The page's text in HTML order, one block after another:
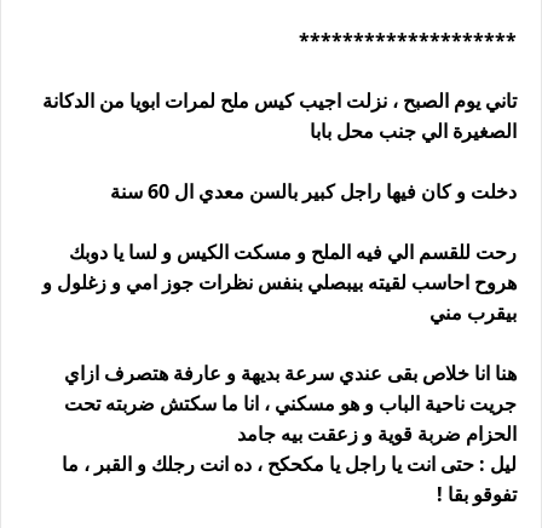
********************
تاني يوم الصبح ، نزلت اجيب كيس ملح لمرات ابويا من الدكانة
الصغيرة الي جنب محل بابا
دخلت و كان فيها راجل كبير بالسن معدي ال 60 سنة
رحت للقسم الي فيه الملح و مسكت الكيس و لسا يا دوبك
هروح احاسب لقيته بيبصلي بنفس نظرات جوز امي و زغلول و
بيقرب مني
هنا انا خلاص بقى عندي سرعة بديهة و عارفة هتصرف ازاي
جريت ناحية الباب و هو مسكني ، انا ما سكتش ضربته تحت
الحزام ضربة قوية و زعقت بيه جامد
ليل : حتى انت يا راجل يا مكحكح ، ده انت رجلك و القبر ، ما
تفوقو بقا !